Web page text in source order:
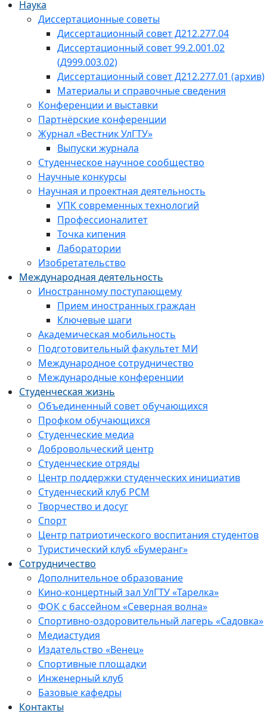
Наука
Диссертационные советы
Диссертационный совет Д212.277.04
Диссертационный совет 99.2.001.02
(Д999.003.02)
Диссертационный совет Д212.277.01 (архив)
Материалы и справочные сведения
Конференции и выставки
Партнёрские конференции
Журнал «Вестник УлГТУ»
Выпуски журнала
Студенческое научное сообщество
Научные конкурсы
Научная и проектная деятельность
УПК современных технологий
Профессионалитет
Точка кипения
Лаборатории
Изобретательство
Международная деятельность
Иностранному поступающему
Прием иностранных граждан
Ключевые шаги
Академическая мобильность
Подготовительный факультет МИ
Международное сотрудничество
Международные конференции
Студенческая жизнь
Объединенный совет обучающихся
Профком обучающихся
Студенческие медиа
Добровольческий центр
Студенческие отряды
Центр поддержки студенческих инициатив
Студенческий клуб РСМ
Творчество и досуг
Спорт
Центр патриотического воспитания студентов
Туристический клуб «Бумеранг»
Сотрудничество
Дополнительное образование
Кино-концертный зал УлГТУ «Тарелка»
ФОК с бассейном «Северная волна»
Спортивно-оздоровительный лагерь «Садовка»
Медиастудия
Издательство «Венец»
Спортивные площадки
Инженерный клуб
Базовые кафедры
Контакты